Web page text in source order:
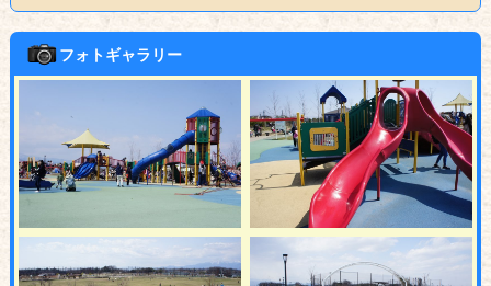
フォトギャラリー